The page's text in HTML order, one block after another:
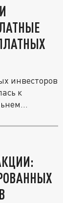
инвесторов
к